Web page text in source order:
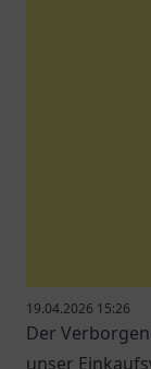
19.04.2026 15:26
Der
unser